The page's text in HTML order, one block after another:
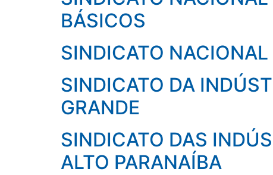
BÁSICOS
SINDICATO
SINDICATO DA
GRANDE
SINDICATO DAS
ALTO PARANAÍBA